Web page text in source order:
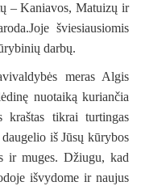
– Kaniavos, Matuizų ir
šviesiausiomis
darbų.
meras Algis
nuotaiką kuriančia
kraštas tikrai turtingas
iš Jūsų kūrybos
ir muges. Džiugu, kad
išvydome ir naujus